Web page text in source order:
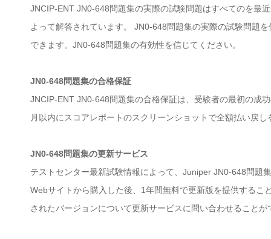
JNCIP-ENT JN0-648問題集の実際の試験問題はすべてのを最
よって解答されています。 JN0-648問題集の実際の試験問題
できます。JN0-648問題集の有効性を信じてください。
JN0-648問題集の合格保証
JNCIP-ENT JN0-648問題集の合格保証は、受験者の最初の成
月以内にスコアレポートのスクリーンショットで全額払い戻
JN0-648問題集の更新サービス
テストセンター最新試験情報によって、Juniper JN0-648問題
Webサイトから購入した後、1年間無料で更新版を提供する
されたバージョンについて更新サービスに問い合わせることが